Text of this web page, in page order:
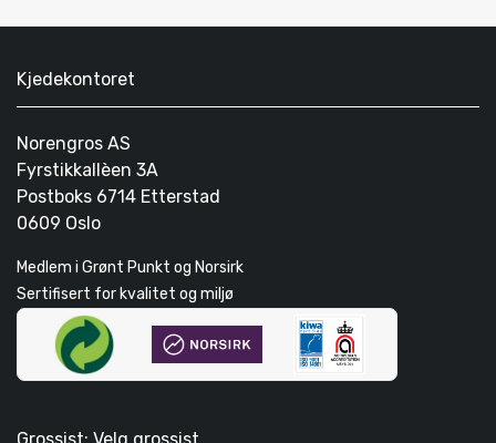
Kjedekontoret
Norengros AS
Fyrstikkallèen 3A
Postboks 6714 Etterstad
0609 Oslo
Medlem i Grønt Punkt og Norsirk
Sertifisert for kvalitet og miljø